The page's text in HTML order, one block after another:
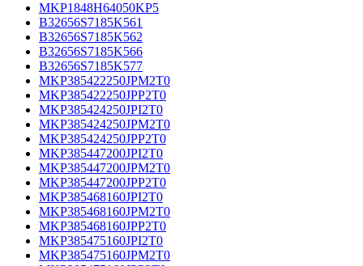
MKP1848H64050KP5
B32656S7185K561
B32656S7185K562
B32656S7185K566
B32656S7185K577
MKP385422250JPM2T0
MKP385422250JPP2T0
MKP385424250JPI2T0
MKP385424250JPM2T0
MKP385424250JPP2T0
MKP385447200JPI2T0
MKP385447200JPM2T0
MKP385447200JPP2T0
MKP385468160JPI2T0
MKP385468160JPM2T0
MKP385468160JPP2T0
MKP385475160JPI2T0
MKP385475160JPM2T0